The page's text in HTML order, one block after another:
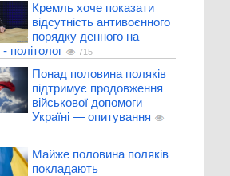
Кремль хоче показати
відсутність антивоєнного
порядку денного на
політолог
715
Понад половина поляків
підтримує продовження
військової допомоги
Україні — опитування
Майже половина поляків
покладають